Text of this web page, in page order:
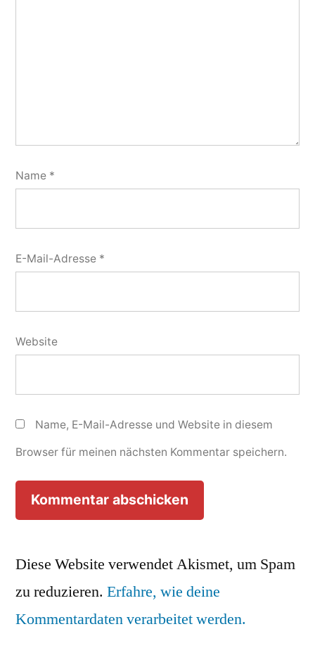
Name *
E-Mail-Adresse *
Website
Name, E-Mail-Adresse und Website in diesem
Browser für meinen nächsten Kommentar speichern.
Diese Website verwendet Akismet, um Spam
zu reduzieren. Erfahre, wie deine
Kommentardaten verarbeitet werden.